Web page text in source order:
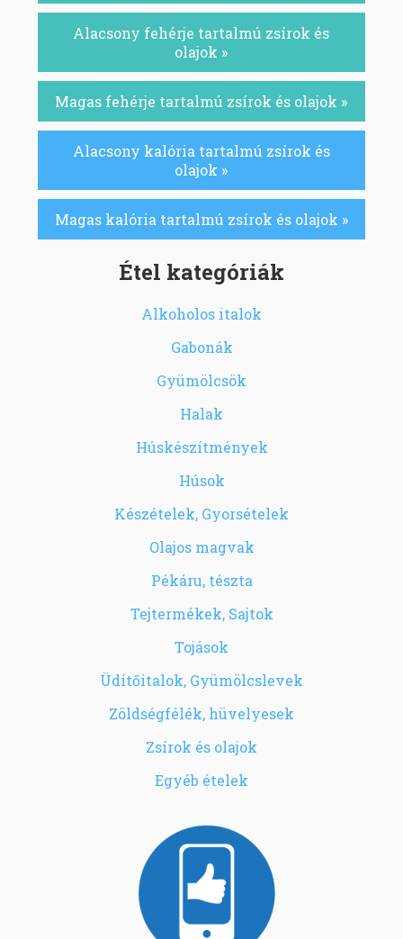
Alacsony fehérje tartalmú zsírok és
olajok »
Magas fehérje tartalmú zsírok és olajok »
Alacsony kalória tartalmú zsírok és
olajok »
Magas kalória tartalmú zsírok és olajok »
Étel kategóriák
Alkoholos italok
Gabonák
Gyümölcsök
Halak
Húskészítmények
Húsok
Készételek, Gyorsételek
Olajos magvak
Pékáru, tészta
Tejtermékek, Sajtok
Tojások
Üdítőitalok, Gyümölcslevek
Zöldségfélék, hüvelyesek
Zsírok és olajok
Egyéb ételek